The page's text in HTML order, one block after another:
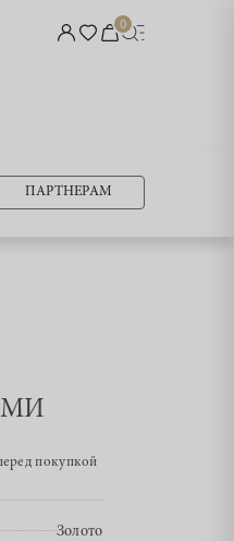
0
ПАРТНЕРАМ
покупкой
Золото